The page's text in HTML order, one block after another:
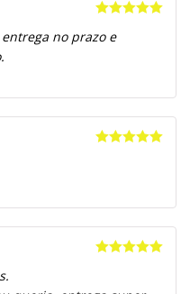
de 5
no prazo e